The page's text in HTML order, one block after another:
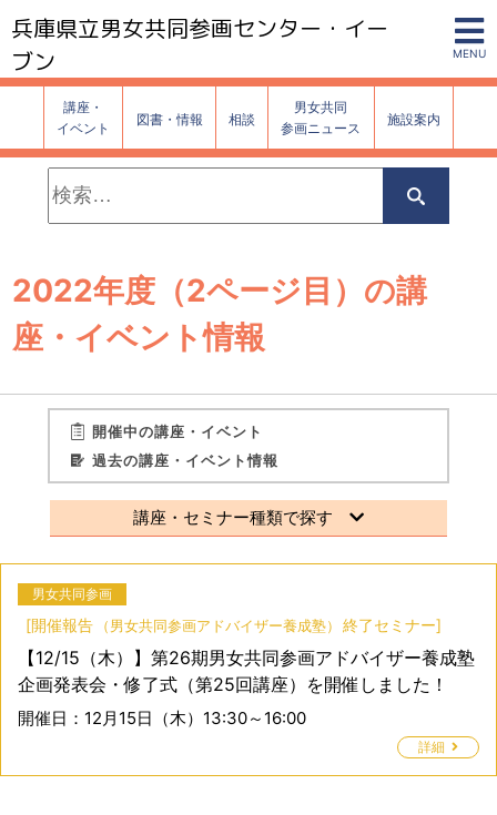
兵庫県立男女共同参画センター・イー
ブン
MENU
講座・
イベント
図書・情報 相談
男女共同
参画ニュース
施設案内
索:
検
索
2022年度（2ページ目）の講
座・イベント情報
開催中の講座・イベント
過去の講座・イベント情報
講座・セミナー種類で探す
男女共同参画
[開催報告 男女共同参画アドバイザー養成塾 終了セミナー]
【12/15（木）】第26期男女共同参画アドバイザー養成塾
企画発表会・修了式（第25回講座）を開催しました！
開催日： 12月15日（木）13:30～16:00
詳細